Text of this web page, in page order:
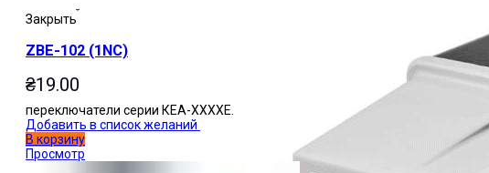
Закрыть
ZBE-102 (1NC)
₴19.00
переключатели серии КЕА-ХХХХЕ.
Добавить в список желаний
В корзину
Просмотр